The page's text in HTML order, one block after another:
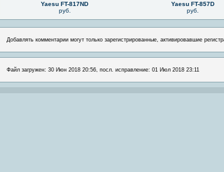
Yaesu FT-817ND
руб.
Yaesu FT-857D
руб.
Добавлять комментарии могут только зарегистрированные, активировавшие
Файл загружен: 30 Июн 2018 20:56, посл. исправление: 01 Июл 2018 23:11